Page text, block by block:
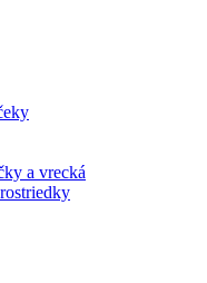
a vrecká